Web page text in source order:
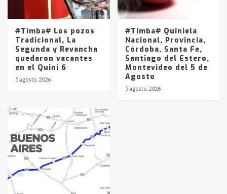
#Timba# Los pozos
Tradicional, La
Segunda y Revancha
quedaron vacantes
en el Quini 6
5 agosto, 2026
#Timba# Quiniela
Nacional, Provincia,
Córdoba, Santa Fe,
Santiago del Estero,
Montevideo del 5 de
Agosto
5 agosto, 2026